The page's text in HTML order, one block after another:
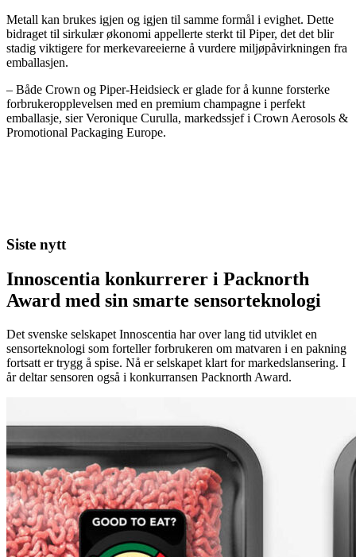
Metall kan brukes igjen og igjen til samme formål i evighet. Dette
bidraget til sirkulær økonomi appellerte sterkt til Piper, det det blir
stadig viktigere for merkevareeierne å vurdere miljøpåvirkningen fra
emballasjen.
– Både Crown og Piper-Heidsieck er glade for å kunne forsterke
forbrukeropplevelsen med en premium champagne i perfekt
emballasje, sier Veronique Curulla, markedssjef i Crown Aerosols &
Promotional Packaging Europe.
Siste nytt
Innoscentia konkurrerer i Packnorth
Award med sin smarte sensorteknologi
Det svenske selskapet Innoscentia har over lang tid utviklet en
sensorteknologi som forteller forbrukeren om matvaren i en pakning
fortsatt er trygg å spise. Nå er selskapet klart for markedslansering. I
år deltar sensoren også i konkurransen Packnorth Award.